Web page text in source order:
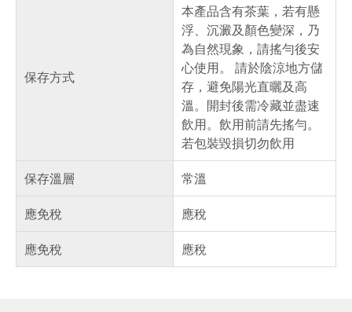
保存方式
本產品含有茶葉，若有懸
浮、沉澱及顏色變深，乃
為自然現象，請搖勻後安
心使用。 請於陰涼地方儲
存，避免陽光直曬及高
溫。開封後需冷藏並盡速
飲用。飲用前請先搖勻。
若包裝毀損切勿飲用
保存溫層
常溫
應免稅
應稅
應免稅
應稅